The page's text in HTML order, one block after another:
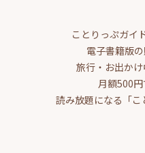
ことりっぷガイ
電子書籍版の
旅行・お出か
月額500
読み放題になる「